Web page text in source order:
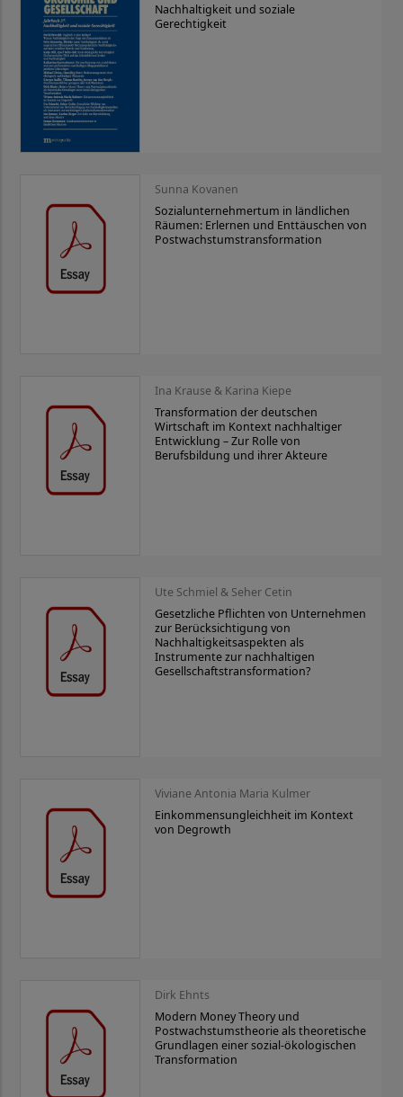
Nachhaltigkeit und soziale
Gerechtigkeit
Sunna Kovanen
Sozialunternehmertum in ländlichen
Räumen: Erlernen und Enttäuschen von
Postwachstumstransformation
Ina Krause & Karina Kiepe
Transformation der deutschen
Wirtschaft im Kontext nachhaltiger
Entwicklung – Zur Rolle von
Berufsbildung und ihrer Akteure
Ute Schmiel & Seher Cetin
Gesetzliche Pflichten von Unternehmen
zur Berücksichtigung von
Nachhaltigkeitsaspekten als
Instrumente zur nachhaltigen
Gesellschaftstransformation?
Viviane Antonia Maria Kulmer
Einkommensungleichheit im Kontext
von Degrowth
Dirk Ehnts
Modern Money Theory und
Postwachstumstheorie als theoretische
Grundlagen einer sozial-ökologischen
Transformation